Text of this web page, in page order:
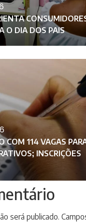
O DIA DOS PAIS
COM 114 VAGAS
INSCRIÇÕES
será publicado.